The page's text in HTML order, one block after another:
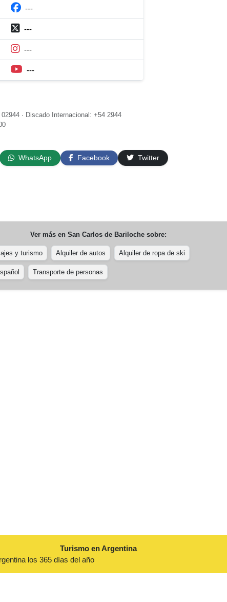
---
---
---
---
· Discado Internacional: +54 2944
WhatsApp Facebook Twitter
Ver más en San Carlos de Barilochesobre:
y turismo Alquiler de autos Alquiler de ropa de ski
Transporte de personas
Turismo en Argentina
los 365 días del año